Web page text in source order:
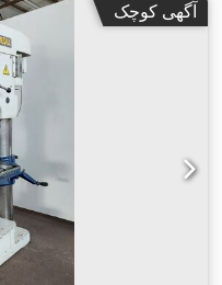
آگهی کوچک